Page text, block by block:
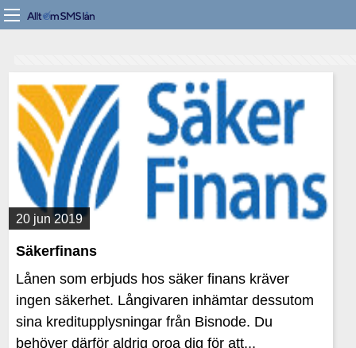
20 jun 2019
Säkerfinans
Lånen som erbjuds hos säker finans kräver
ingen säkerhet. Långivaren inhämtar dessutom
sina kreditupplysningar från Bisnode. Du
behöver därför aldrig oroa dig för att...